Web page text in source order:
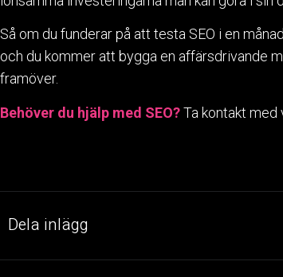
Så om du funderar på att testa SEO i en
och du kommer att bygga en affärsdrivande
framöver.
Behöver du hjälp med SEO?Ta kontakt med
Dela inlägg